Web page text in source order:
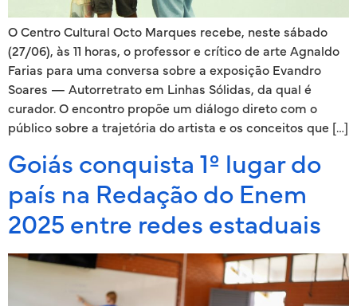
O Centro Cultural Octo Marques recebe, neste sábado
(27/06), às 11 horas, o professor e crítico de arte Agnaldo
Farias para uma conversa sobre a exposição Evandro
Soares — Autorretrato em Linhas Sólidas, da qual é
curador. O encontro propõe um diálogo direto com o
público sobre a trajetória do artista e os conceitos que […]
Goiás conquista 1º lugar do
país na Redação do Enem
2025 entre redes estaduais